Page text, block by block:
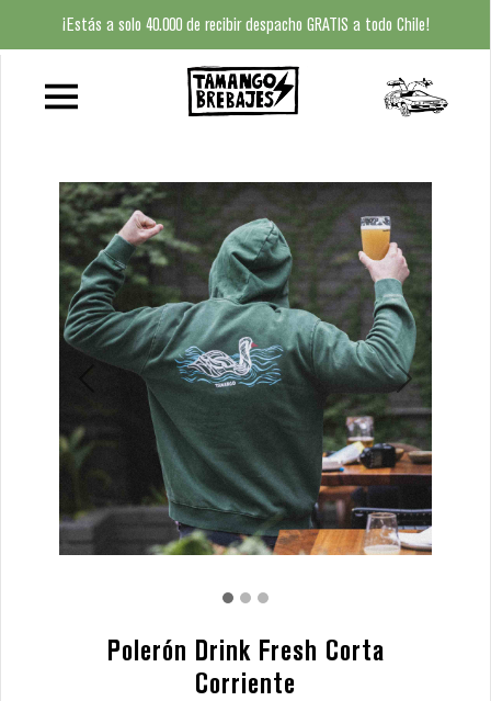
¡Estás a solo 40.000 de recibir despacho GRATIS a todo Chile!
QUIÉNES
SOMOS
TAMANGO
TAMANGO
CONTACTO
Next
Polerón Drink Fresh Corta
Corriente